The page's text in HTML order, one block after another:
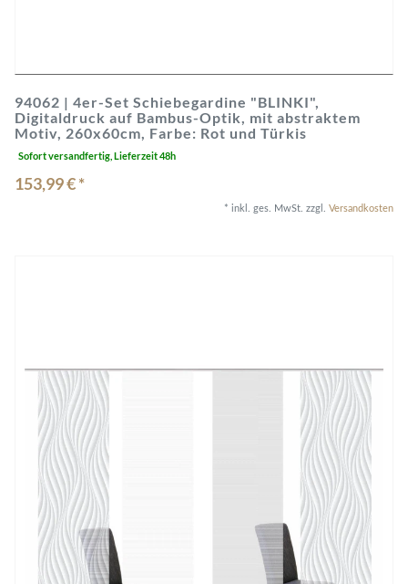
94062 | 4er-Set Schiebegardine "BLINKI",
Digitaldruck auf Bambus-Optik, mit abstraktem
Motiv, 260x60cm, Farbe: Rot und Türkis
Sofort versandfertig, Lieferzeit 48h
153,99 € *
* inkl. ges. MwSt. zzgl. Versandkosten